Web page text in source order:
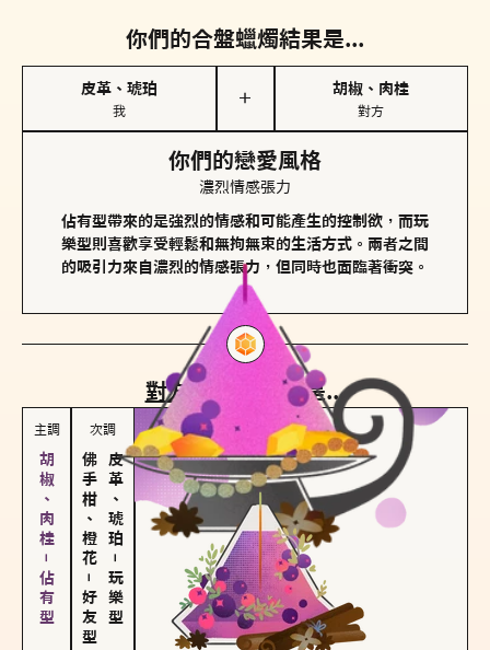
你們的合盤蠟燭結果是...
皮革、琥珀
我
＋
胡椒、肉桂
對方
你們的戀愛風格
濃烈情感張力
佔有型帶來的是強烈的情感和可能產生的控制欲，而玩
樂型則喜歡享受輕鬆和無拘無束的生活方式。兩者之間
的吸引力來自濃烈的情感張力，但同時也面臨著衝突。
對方 的主調蠟燭是...
主調
胡椒、肉桂－佔有型
次調
佛手柑、橙花
－
好友型
皮革、琥珀
－
玩樂型